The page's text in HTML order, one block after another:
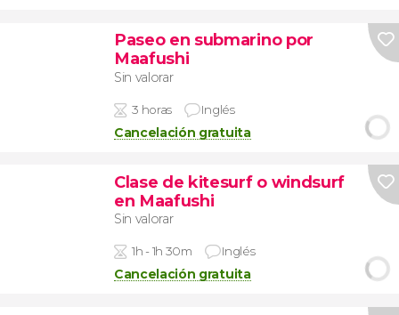
Paseo en submarino por
Maafushi
Sin valorar
3 horas Inglés
Cancelación gratuita
Clase de kitesurf o windsurf
en Maafushi
Sin valorar
1h - 1h 30m Inglés
Cancelación gratuita